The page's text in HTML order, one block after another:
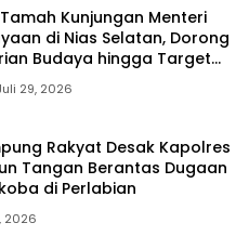
Kunjungan Menteri
di Nias Selatan, Dorong
Budaya hingga Target
29, 2026
Rakyat Desak Kapolres
Tangan Berantas Dugaan
di Perlabian
2026